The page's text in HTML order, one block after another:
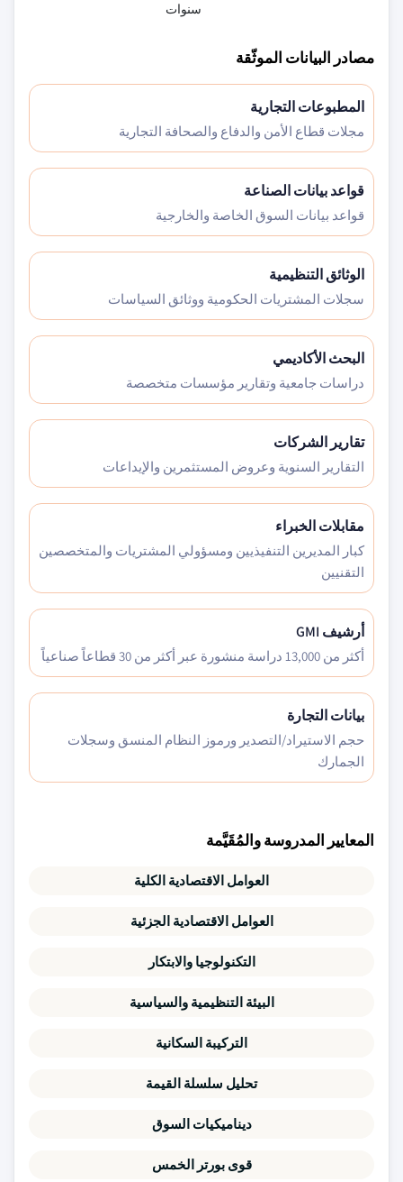
سنوات
مصادر البيانات الموثّقة
المطبوعات التجارية
مجلات قطاع الأمن والدفاع والصحافة التجارية
قواعد بيانات الصناعة
قواعد بيانات السوق الخاصة والخارجية
الوثائق التنظيمية
سجلات المشتريات الحكومية ووثائق السياسات
البحث الأكاديمي
دراسات جامعية وتقارير مؤسسات متخصصة
تقارير الشركات
التقارير السنوية وعروض المستثمرين والإيداعات
مقابلات الخبراء
كبار المديرين التنفيذيين ومسؤولي المشتريات والمتخصصين
التقنيين
أرشيف GMI
أكثر من 13,000 دراسة منشورة عبر أكثر من 30 قطاعاً صناعياً
بيانات التجارة
حجم الاستيراد/التصدير ورموز النظام المنسق وسجلات
الجمارك
المعايير المدروسة والمُقَيَّمة
العوامل الاقتصادية الكلية
العوامل الاقتصادية الجزئية
التكنولوجيا والابتكار
البيئة التنظيمية والسياسية
التركيبة السكانية
تحليل سلسلة القيمة
ديناميكيات السوق
قوى بورتر الخمس